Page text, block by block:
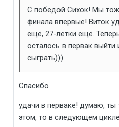
С победой Сихок! Мы
финала впервые! Виток
ещё, 27-летки ещё.
осталось в первак выйти
сыграть)))
Спасибо
удачи в перваке! думаю,
этом, то в следующем